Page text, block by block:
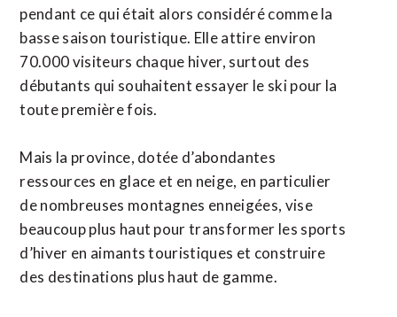
pendant ce qui était alors considéré comme la
basse saison touristique. Elle attire environ
70.000 visiteurs chaque hiver, surtout des
débutants qui souhaitent essayer le ski pour la
toute première fois.
Mais la province, dotée d’abondantes
ressources en glace et en neige, en particulier
de nombreuses montagnes enneigées, vise
beaucoup plus haut pour transformer les sports
d’hiver en aimants touristiques et construire
des destinations plus haut de gamme.